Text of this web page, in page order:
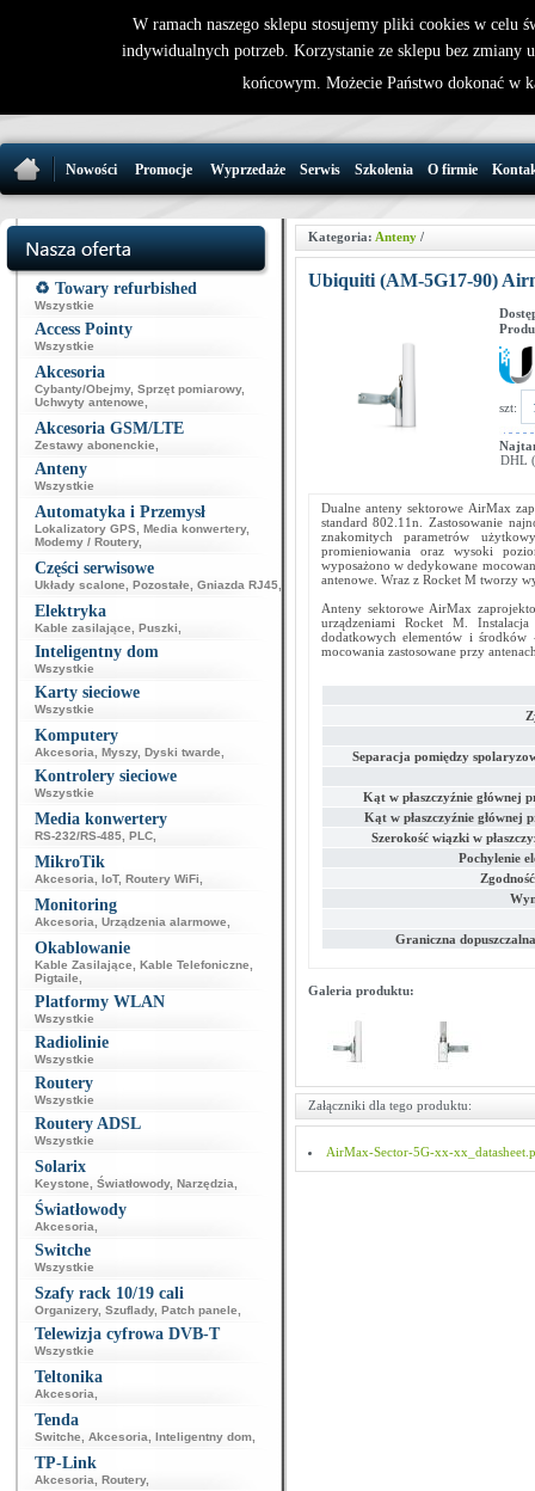
32 721 86
Nowości Promocje Wyprzedaże Serwis Szkolenia O firmie
♻️ Towary refurbished
Wszystkie
Access Pointy
Wszystkie
Akcesoria
Cybanty/Obejmy, Sprzęt pomiarowy,
Uchwyty antenowe
Akcesoria GSM/LTE
Zestawy abonenckie
Anteny
Wszystkie
Automatyka i Przemysł
Lokalizatory GPS Media konwertery,
Modemy / Routery,
Części serwisowe
Układy scalone Pozostałe Gniazda RJ45
Elektryka
Kable zasilające Puszki
Inteligentny dom
Wszystkie
Karty sieciowe
Wszystkie
Komputery
Akcesoria Myszy, Dyski twarde
Kontrolery sieciowe
Wszystkie
Media konwertery
RS-232/RS-485 PLC
MikroTik
Akcesoria IoT, Routery WiFi
Monitoring
Akcesoria Urządzenia alarmowe
Okablowanie
Kable Zasilające Kable Telefoniczne
Pigtaile
Platformy WLAN
Wszystkie
Radiolinie
Wszystkie
Routery
Wszystkie
Routery ADSL
Wszystkie
Solarix
Keystone Światłowody, Narzędzia
Światłowody
Akcesoria
Switche
Wszystkie
Szafy rack 10/19 cali
Organizery, Szuflady, Patch panele
Telewizja cyfrowa DVB-T
Wszystkie
Teltonika
Akcesoria
Tenda
Switche Akcesoria Inteligentny dom
TP-Link
Akcesoria Routery,
Kategoria: Anteny/
Ubiquiti (AM-5G17-90)
szt:
DHL
Dualne anteny sektorowe AirMax
standard 802.11n. Zastosowanie
znakomitych parametrów
promieniowania oraz wysoki
wyposażono w dedykowane
antenowe. Wraz z Rocket M tworzy
Anteny sektorowe AirMax
urządzeniami Rocket M.
dodatkowych elementów i środków
mocowania zastosowane przy
Separacja pomiędzy
Kąt w płaszczyźnie głównej
Kąt w płaszczyźnie głównej
Szerokość wiązki w
Pochylenie
Graniczna
Galeria produktu:
Załączniki dla tego produktu:
AirMax-Sector-5G-xx-
W ramach naszego sklepu stosujemy pliki cookies w celu
indywidualnych potrzeb. Korzystanie ze sklepu bez zmiany
końcowym. Możecie Państwo dokonać w